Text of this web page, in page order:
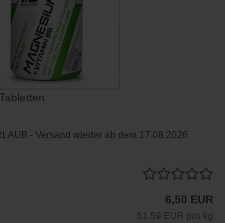
- Versand wieder ab dem 17.08.2026
6,50 EUR
51,59 EUR pro kg